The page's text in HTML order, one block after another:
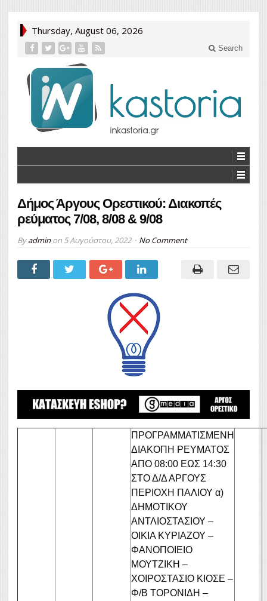
Thursday, August 06, 2026
Search
Δήμος Άργους Ορεστικού: Διακοπές
ρεύματος 7/08, 8/08 & 9/08
Byadminon 5 Αυγούστου, 2022 No Comment
ΠΡΟΓΡΑΜΜΑΤΙΣΜΕΝΗ
ΔΙΑΚΟΠΗ ΡΕΥΜΑΤΟΣ
ΑΠΟ 08:00 ΕΩΣ 14:30
ΣΤΟ Δ/Δ ΑΡΓΟΥΣ
ΠΕΡΙΟΧΗ ΠΑΛΙΟΥ α)
ΔΗΜΟΤΙΚΟΥ
ΑΝΤΛΙΟΣΤΑΣΙΟΥ –
ΟΙΚΙΑ ΚΥΡΙΑΖΟΥ –
ΦΑΝΟΠΟΙΕΙΟ
ΜΟΥΤΖΙΚΗ –
ΧΟΙΡΟΣΤΑΣΙΟ ΚΙΟΣΕ –
Φ/Β ΤΟΡΟΝΙΔΗ –